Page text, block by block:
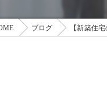
ブログ 【新築住